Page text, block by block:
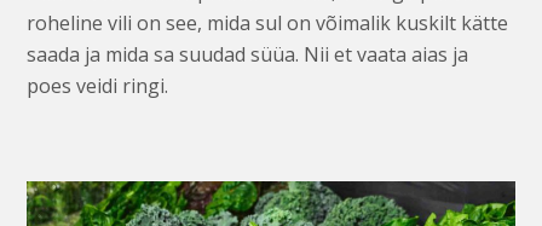
roheline vili on see, mida sul on võimalik kuskilt kätte
saada ja mida sa suudad süüa. Nii et vaata aias ja
poes veidi ringi.